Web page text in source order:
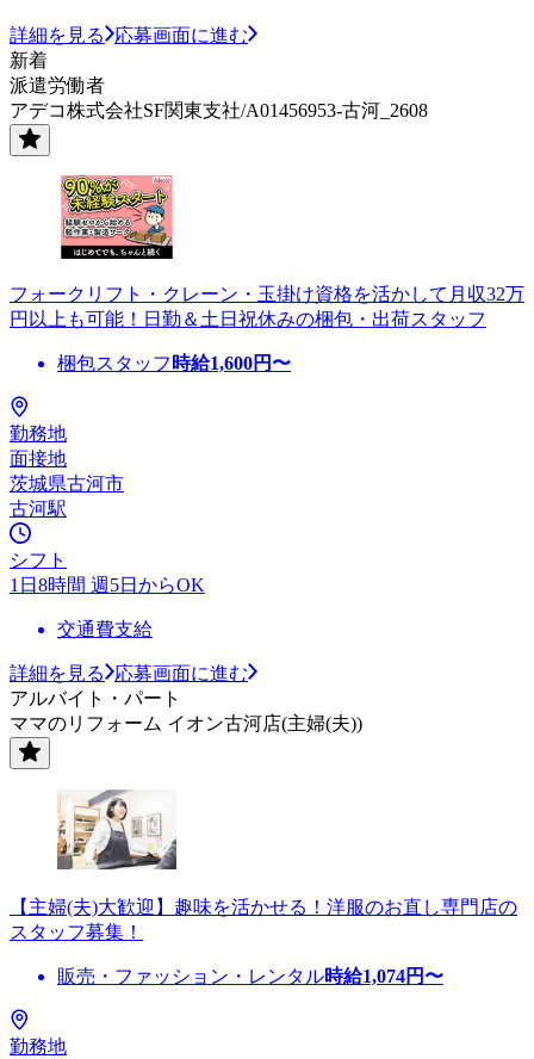
詳細を見る
応募画面に進む
新着
派遣労働者
アデコ株式会社SF関東支社/A01456953-古河_2608
フォークリフト・クレーン・玉掛け資格を活かして月収32万
円以上も可能！日勤＆土日祝休みの梱包・出荷スタッフ
梱包スタッフ 時給1,600円〜
勤務地
面接地
茨城県古河市
古河駅
シフト
1日8時間 週5日からOK
交通費支給
詳細を見る
応募画面に進む
アルバイト・パート
ママのリフォーム イオン古河店(主婦(夫))
【主婦(夫)大歓迎】趣味を活かせる！洋服のお直し専門店の
スタッフ募集！
販売・ファッション・レンタル時給1,074円〜
勤務地